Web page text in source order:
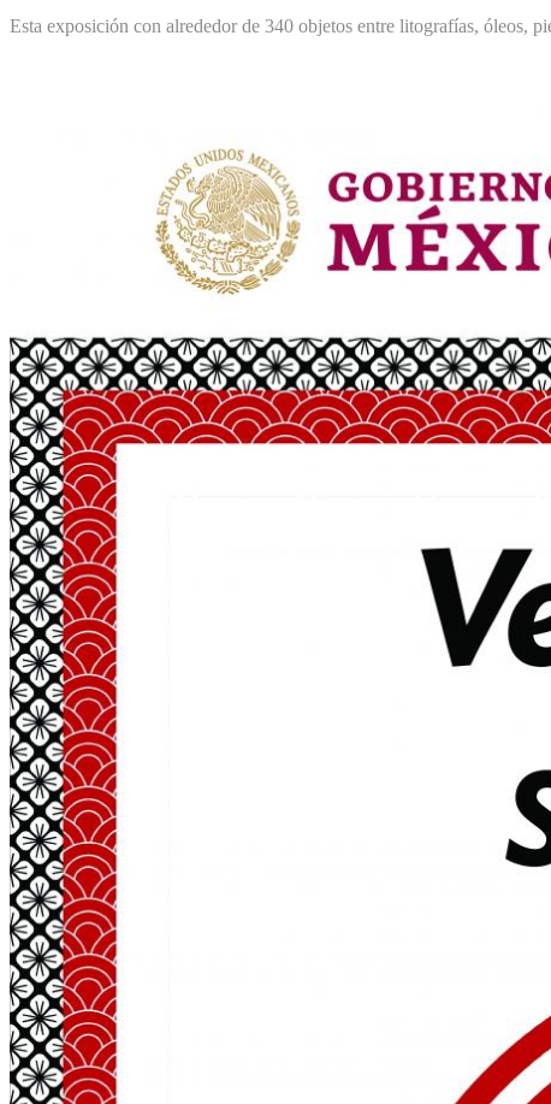
Esta exposición con alrededor de 340 objetos entre litografías, óleos,